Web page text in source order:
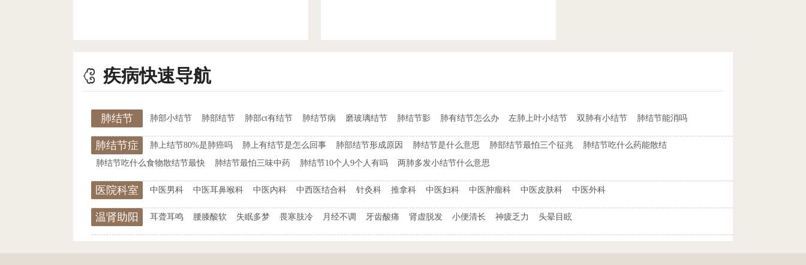
疾病快速导航
肺结节 肺部小结节 肺部结节 肺部ct有结节 肺结节病 磨玻璃结节 肺结节影 肺有结节怎么办 左肺上叶小结节 双肺有小结节 肺结节能消吗
肺结节症
状
肺上结节80%是肺癌吗 肺上有结节是怎么回事 肺部结节形成原因 肺结节是什么意思 肺部结节最怕三个征兆
肺结节吃什么药能散结
肺结节吃什么食物散结节最快
肺结节最怕三味中药 肺结节10个人9个人有吗 两肺多发小结节什么意思
医院科室 中医男科 中医耳鼻喉科 中医内科 中西医结合科 针灸科 推拿科 中医妇科 中医肿瘤科 中医皮肤科 中医外科
温肾助阳 耳聋耳鸣 腰膝酸软 失眠多梦 畏寒肢冷 月经不调 牙齿酸痛 肾虚脱发 小便清长 神疲乏力 头晕目眩